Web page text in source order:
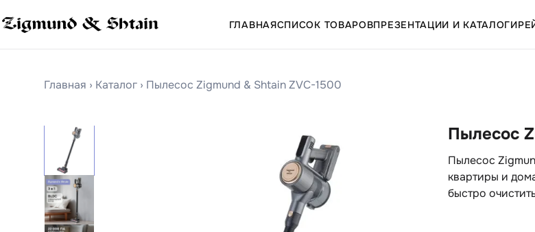
ГЛАВНАЯСПИСОК ТОВАРОВПРЕЗЕНТАЦИИ И КАТАЛОГИ
Главная › Каталог › Пылесос Zigmund & Shtain ZVC-1500
Пылесос
Пылесос
квартиры и
быстро